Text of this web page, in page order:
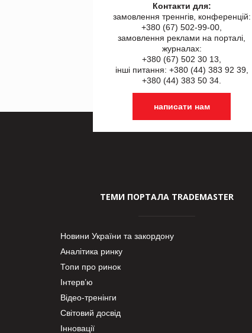
Контакти для:
замовлення треннгів, конференцій:
+380 (67) 502-99-00,
замовлення реклами на порталі,
журналах:
+380 (67) 502 30 13,
інші питання: +380 (44) 383 92 39,
+380 (44) 383 50 34.
написати нам
ТЕМИ ПОРТАЛА TRADEMASTER
Новини України та закордону
Аналітика ринку
Топи про ринок
Інтерв’ю
Відео-тренінги
Світовий досвід
Інновації